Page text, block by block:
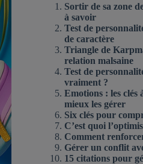
Sortir de sa zone
à savoir
Test de
de caractère
Triangle de
relation malsaine
Test de
vraiment ?
Emotions : les
mieux les gérer
Six clés pour
C’est quoi
Comment
Gérer un conflit
15 citations pour